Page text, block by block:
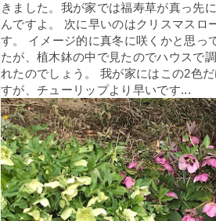
きました。我が家では福寿草が真っ先に
んですよ。 次に早いのはクリスマスロ
す。 イメージ的に真冬に咲くかと思っ
たが、植木鉢の中で見たのでハウスで
れたのでしょう。 我が家にはこの2色
すが、チューリップより早いです...